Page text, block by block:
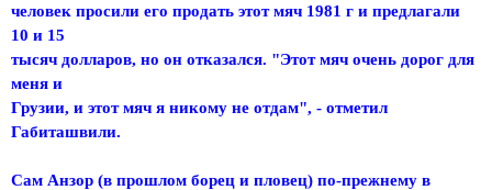
человек просили его продать этот мяч 1981 г и предлагали
10 и 15
тысяч долларов, но он отказался. "Этот мяч очень дорог для
меня и
Грузии, и этот мяч я никому не отдам", - отметил
Габиташвили.
Сам Анзор (в прошлом борец и пловец) по-прежнему в